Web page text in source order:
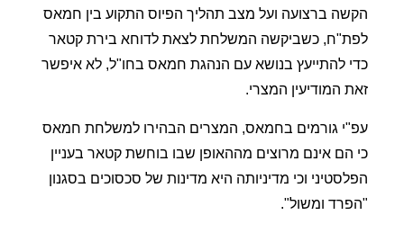
הקשה ברצועה ועל מצב תהליך הפיוס התקוע בין חמאס
לפת"ח, כשביקשה המשלחת לצאת לדוחא בירת קטאר
כדי להתייעץ בנושא עם הנהגת חמאס בחו"ל, לא איפשר
זאת המודיעין המצרי.
עפ"י גורמים בחמאס, המצרים הבהירו למשלחת חמאס
כי הם אינם מרוצים מההאופן שבו בוחשת קטאר בעניין
הפלסטיני וכי מדיניותה היא מדינות של סכסוכים בסגנון
"הפרד ומשול".